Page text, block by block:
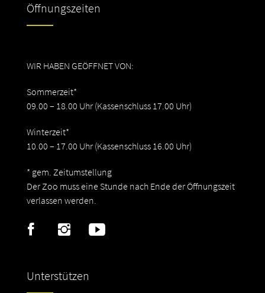
Öffnungszeiten
WIR HABEN GEÖFFNET VON:
Sommerzeit*
09.00 – 18.00 Uhr (Kassenschluss 17.00 Uhr)
Winterzeit*
10.00 – 17.00 Uhr (Kassenschluss 16.00 Uhr)
* gem. Zeitumstellung
Der Zoo muss eine Stunde nach Ende der Öffnungszeit
verlassen werden.
Unterstützen